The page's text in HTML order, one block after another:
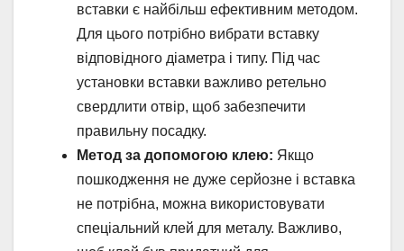
вставки є найбільш ефективним методом.
Для цього потрібно вибрати вставку
відповідного діаметра і типу. Під час
установки вставки важливо ретельно
свердлити отвір, щоб забезпечити
правильну посадку.
Метод за допомогою клею: Якщо
пошкодження не дуже серйозне і вставка
не потрібна, можна використовувати
спеціальний клей для металу. Важливо,